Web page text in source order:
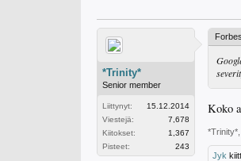
*Trinity*
Senior member
Liittynyt:
15.12.2014
Viestejä:
7,678
Kiitokset:
1,367
Pisteet:
243
Koko
*Trinity*
Jyk